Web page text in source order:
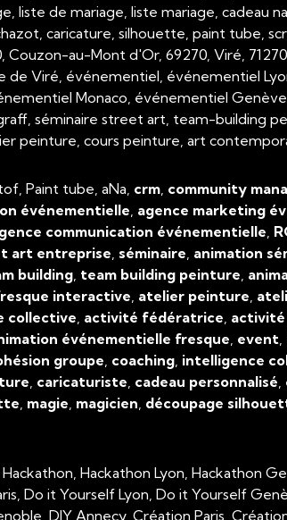
liste de mariage, liste mariage,
caricature, silhouette, paint tube,
au-Mont d'Or, 69270, Viré,
de Viré, événementiel, événementiel
Monaco, événementiel
séminaire street art, team-building
peinture, cours peinture, art
Paint tube, aNa, crm, community
événementielle, agence marketing
communication événementielle,
art entreprise, séminaire, animation
building, team building peinture,
interactive, atelier peinture,
collective, activité fédératrice,
événementielle fresque, event,
groupe, coaching, intelligence
, caricaturiste, cadeau personnalisé,
, magie, magicien, découpage
Hackathon Lyon, Hackathon
Do it Yourself Lyon, Do it Yourself
DIY Annecy, Création Paris,